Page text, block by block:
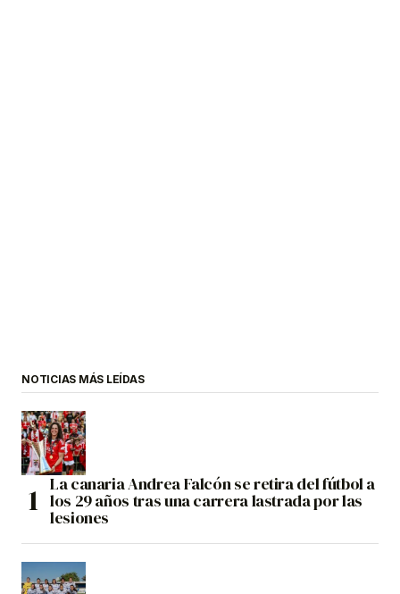
NOTICIAS MÁS LEÍDAS
La canaria Andrea Falcón se retira del fútbol a
los 29 años tras una carrera lastrada por las
lesiones